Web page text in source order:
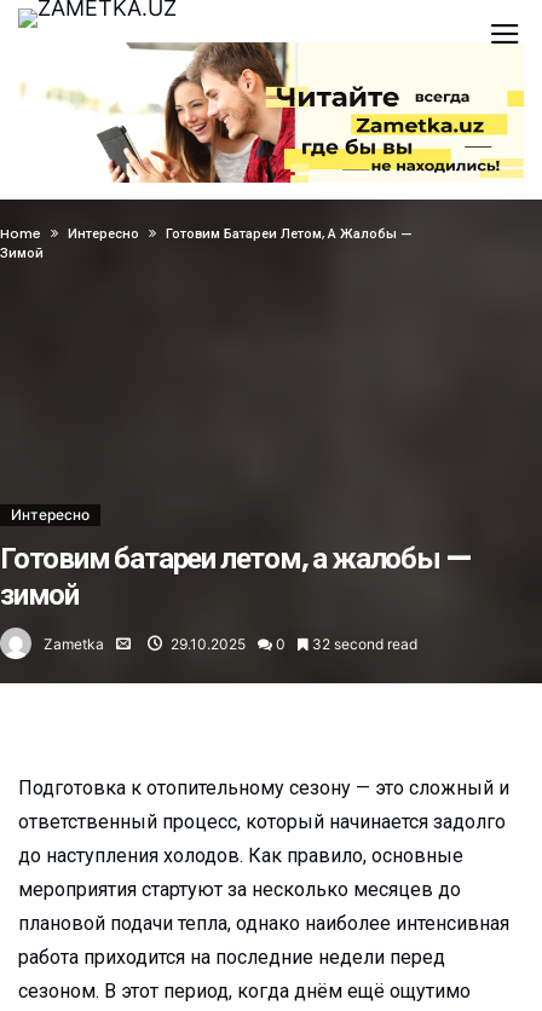
Home Интересно
Готовим Батареи Летом, А Жалобы —
Зимой
Интересно
Готовим батареи летом, а жалобы —
зимой
Zametka 29.10.2025 0 32 second read
Подготовка к отопительному сезону — это сложный и
ответственный процесс, который начинается задолго
до наступления холодов. Как правило, основные
мероприятия стартуют за несколько месяцев до
плановой подачи тепла, однако наиболее интенсивная
работа приходится на последние недели перед
сезоном. В этот период, когда днём ещё ощутимо